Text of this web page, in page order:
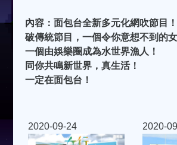
內容：面包台全新多元化網吹節目！
破傳統節目，一個令你意想不到的
一個由娛樂圈成為水世界漁人！
同你共鳴新世界，真生活！
一定在面包台！
2020-09-24 2020-